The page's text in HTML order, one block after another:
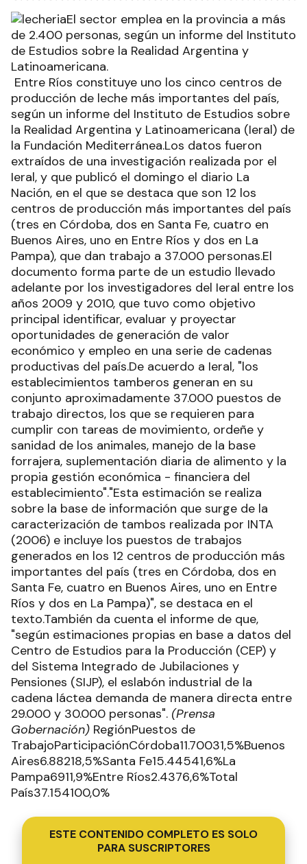
El sector emplea en la provincia a más
de 2.400 personas, según un informe del Instituto
de Estudios sobre la Realidad Argentina y
Latinoamericana.
Entre Ríos constituye uno los cinco centros de
producción de leche más importantes del país,
según un informe del Instituto de Estudios sobre
la Realidad Argentina y Latinoamericana (Ieral) de
la Fundación Mediterránea.Los datos fueron
extraídos de una investigación realizada por el
Ieral, y que publicó el domingo el diario La
Nación, en el que se destaca que son 12 los
centros de producción más importantes del país
(tres en Córdoba, dos en Santa Fe, cuatro en
Buenos Aires, uno en Entre Ríos y dos en La
Pampa), que dan trabajo a 37.000 personas.El
documento forma parte de un estudio llevado
adelante por los investigadores del Ieral entre los
años 2009 y 2010, que tuvo como objetivo
principal identificar, evaluar y proyectar
oportunidades de generación de valor
económico y empleo en una serie de cadenas
productivas del país.De acuerdo a Ieral, "los
establecimientos tamberos generan en su
conjunto aproximadamente 37.000 puestos de
trabajo directos, los que se requieren para
cumplir con tareas de movimiento, ordeñe y
sanidad de los animales, manejo de la base
forrajera, suplementación diaria de alimento y la
propia gestión económica - financiera del
establecimiento"."Esta estimación se realiza
sobre la base de información que surge de la
caracterización de tambos realizada por INTA
(2006) e incluye los puestos de trabajos
generados en los 12 centros de producción más
importantes del país (tres en Córdoba, dos en
Santa Fe, cuatro en Buenos Aires, uno en Entre
Ríos y dos en La Pampa)", se destaca en el
texto.También da cuenta el informe de que,
"según estimaciones propias en base a datos del
Centro de Estudios para la Producción (CEP) y
del Sistema Integrado de Jubilaciones y
Pensiones (SIJP), el eslabón industrial de la
cadena láctea demanda de manera directa entre
29.000 y 30.000 personas". (Prensa
Gobernación) RegiónPuestos de
TrabajoParticipaciónCórdoba11.70031,5%Buenos
Aires6.88218,5%Santa Fe15.44541,6%La
Pampa6911,9%Entre Ríos2.4376,6%Total
País37.154100,0%
ESTE CONTENIDO COMPLETO ES SOLO
PARA SUSCRIPTORES